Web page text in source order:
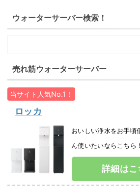
ウォーターサーバー検索！
売れ筋ウォーターサーバー
当サイト人気No.1！
ロッカ
おいしい浄水をお手頃
ん使いたいならこちら！
詳細はこ